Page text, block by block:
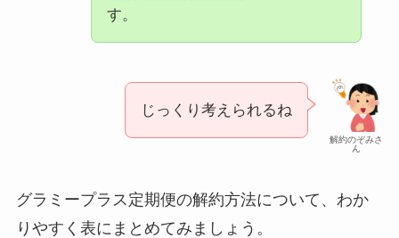
す。
解約のぞみさ
ん
じっくり考えられるね
グラミープラス定期便の解約方法について、わか
りやすく表にまとめてみましょう。